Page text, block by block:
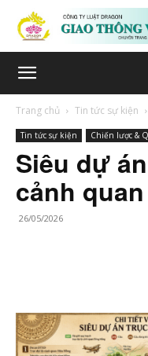
Trang chủ Tin tức sự kiện
Tin tức sự kiện Chiến lược &
Siêu dự
cảnh
26/05/2026